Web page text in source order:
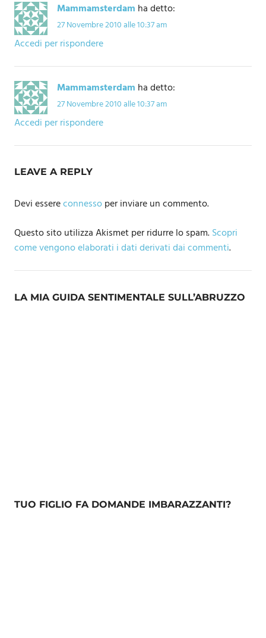
Mammamsterdam ha detto:
27 Novembre 2010 alle 10:37 am
Accedi per rispondere
Mammamsterdam ha detto:
27 Novembre 2010 alle 10:37 am
Accedi per rispondere
LEAVE A REPLY
Devi essereconnessoper inviare un commento.
Questo sito utilizza Akismet per ridurre lo spam.Scopri
come vengono elaborati i dati derivati dai commenti.
LA MIA GUIDA SENTIMENTALE SULL’ABRUZZO
TUO FIGLIO FA DOMANDE IMBARAZZANTI?